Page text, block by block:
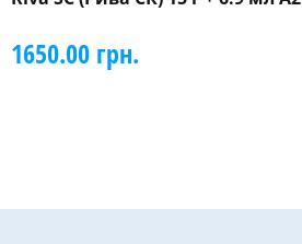
1650.00 грн.